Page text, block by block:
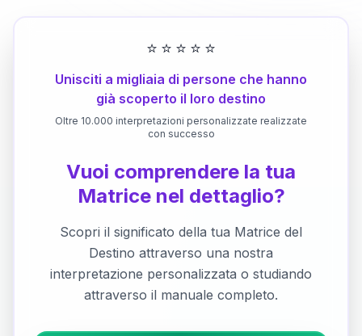
⭐ ⭐ ⭐ ⭐ ⭐
Unisciti a migliaia di persone che hanno
già scoperto il loro destino
Oltre 10.000 interpretazioni personalizzate realizzate
con successo
Vuoi comprendere la tua
Matrice nel dettaglio?
Scopri il significato della tua Matrice del
Destino attraverso una nostra
interpretazione personalizzata o studiando
attraverso il manuale completo.